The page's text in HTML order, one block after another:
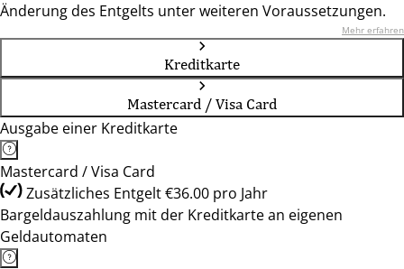
Änderung des Entgelts unter weiteren Voraussetzungen.
Mehr erfahren
Kreditkarte
Mastercard / Visa Card
Ausgabe einer Kreditkarte
Mastercard / Visa Card
Zusätzliches Entgelt €36.00 pro Jahr
Bargeldauszahlung mit der Kreditkarte an eigenen
Geldautomaten